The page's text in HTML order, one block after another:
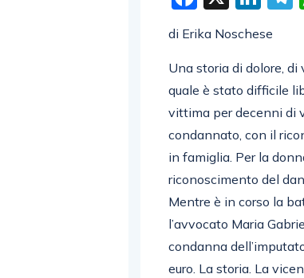
di Erika Noschese
Una storia di dolore,
quale è stato difficile
vittima per decenni di
condannato, con il
in famiglia. Per la
riconoscimento del
Mentre è in corso la
l’avvocato Maria
condanna
euro. La storia. La